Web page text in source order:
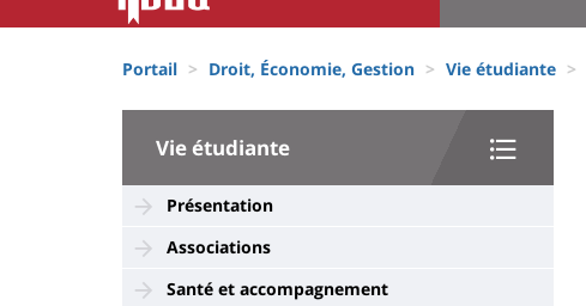
Block
liste
des
composantes
Menu
principal
d'Ariane
Portail Droit, Économie, Gestion Vie étudiante
University
Sidebar
Vie étudiante
Présentation
Associations
Santé et accompagnement